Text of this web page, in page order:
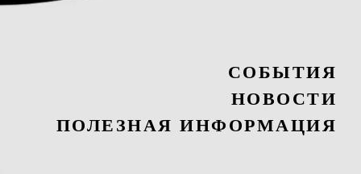
СОБЫТИЯ
НОВОСТИ
ПОЛЕЗНАЯ ИНФОРМАЦИЯ